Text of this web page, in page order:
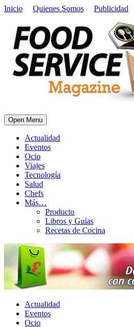
Inicio Quienes Somos Publicidad
Open Menu
Actualidad
Eventos
Ocio
Viajes
Tecnología
Salud
Chefs
Más…
Producto
Libros y Guías
Recetas de Cocina
Actualidad
Eventos
Ocio